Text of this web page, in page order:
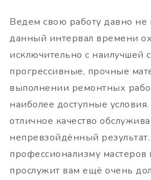
Ведем свою работу давно не
данный интервал времени
исключительно с наилучшей
прогрессивные, прочные
выполнении ремонтных
наиболее доступные условия.
отличное качество
непревзойдённый
профессионализму мастеров
прослужит вам ещё очень